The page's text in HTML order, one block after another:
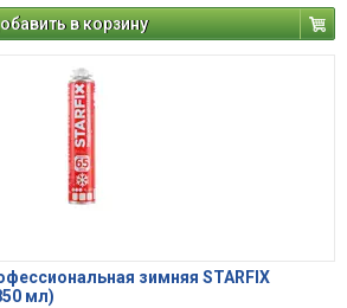
в корзину
зимняя STARFIX
мл)